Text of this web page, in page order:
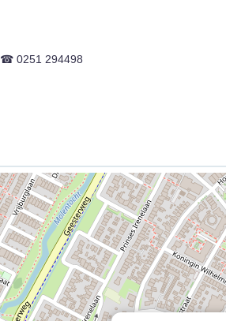
0251 294498